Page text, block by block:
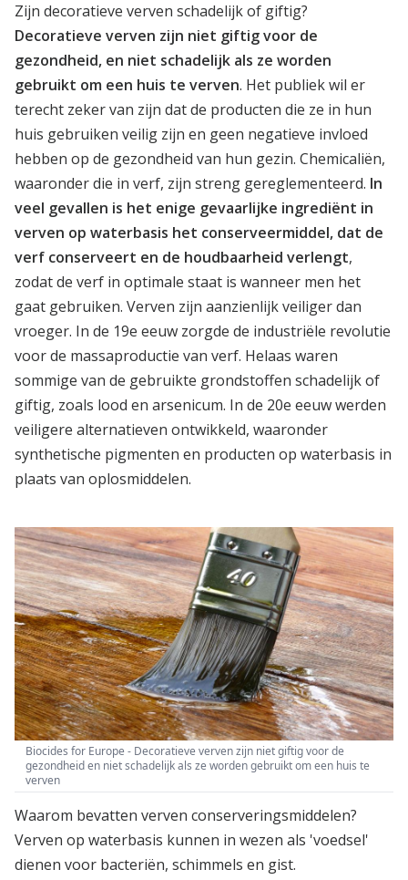
Zijn decoratieve verven schadelijk of giftig?
Decoratieve verven zijn niet giftig voor de
gezondheid, en niet schadelijk als ze worden
gebruikt om een huis te verven. Het publiek wil er
terecht zeker van zijn dat de producten die ze in hun
huis gebruiken veilig zijn en geen negatieve invloed
hebben op de gezondheid van hun gezin. Chemicaliën,
waaronder die in verf, zijn streng gereglementeerd. In
veel gevallen is het enige gevaarlijke ingrediënt in
verven op waterbasis het conserveermiddel, dat de
verf conserveert en de houdbaarheid verlengt,
zodat de verf in optimale staat is wanneer men het
gaat gebruiken. Verven zijn aanzienlijk veiliger dan
vroeger. In de 19e eeuw zorgde de industriële revolutie
voor de massaproductie van verf. Helaas waren
sommige van de gebruikte grondstoffen schadelijk of
giftig, zoals lood en arsenicum. In de 20e eeuw werden
veiligere alternatieven ontwikkeld, waaronder
synthetische pigmenten en producten op waterbasis in
plaats van oplosmiddelen.
Biocides for Europe - Decoratieve verven zijn niet giftig voor de
gezondheid en niet schadelijk als ze worden gebruikt om een huis te
verven
Waarom bevatten verven conserveringsmiddelen?
Verven op waterbasis kunnen in wezen als 'voedsel'
dienen voor bacteriën, schimmels en gist.